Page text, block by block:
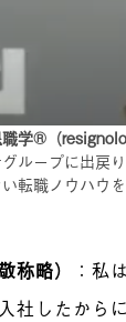
学®（
ループに出戻
転職ノウハウ
称略） ：私
社したから